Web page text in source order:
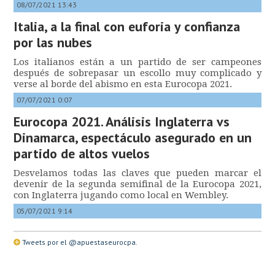
08/07/2021 13:43
Italia, a la final con euforia y confianza
por las nubes
Los italianos están a un partido de ser campeones
después de sobrepasar un escollo muy complicado y
verse al borde del abismo en esta Eurocopa 2021.
07/07/2021 0:07
Eurocopa 2021. Análisis Inglaterra vs
Dinamarca, espectáculo asegurado en un
partido de altos vuelos
Desvelamos todas las claves que pueden marcar el
devenir de la segunda semifinal de la Eurocopa 2021,
con Inglaterra jugando como local en Wembley.
05/07/2021 9:14
Tweets por el @apuestaseurocpa.